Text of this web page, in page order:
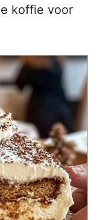
koffie voor